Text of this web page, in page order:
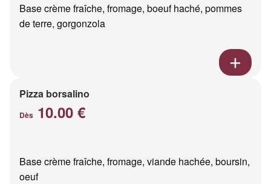
Base crème fraîche, fromage, boeuf haché, pommes
de terre, gorgonzola
Pizza borsalino
Dès 10.00 €
Base crème fraîche, fromage, viande hachée, boursin,
oeuf